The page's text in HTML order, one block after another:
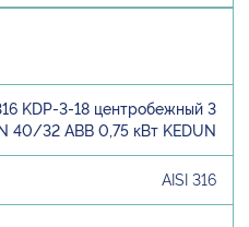
KDP-3-18 центробежный 3
40/32 ABB 0,75 кВт KEDUN
AISI 316